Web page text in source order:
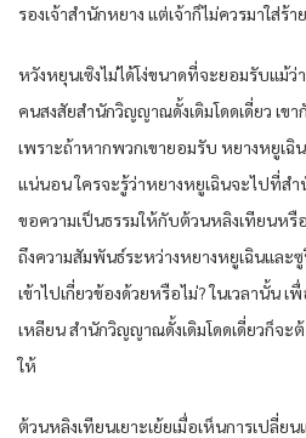
รองเจ้าสำนักหยาง แต่เจ้าก็ไม่ควรมาใส่ร้
หวังหยุนเซิงไม่ได้โง่ขนาดที่จะยอมรับแม้ว่
คนสงสัยสำนักวิญญาณดั้งเดิมโดดเดี่ยว เข
เพราะถ้าหากพวกเขายอมรับ หยางหยูเฉิ
แน่นอน ใครจะรู้ว่าหยางหยูเฉินจะไปที่สำ
ขอความเป็นธรรมให้กับต้วนหลิงเทียนหรื
ถึงความสัมพันธ์ระหว่างหยางหยูเฉินและ
เข้าไปเกี่ยวข้องด้วยหรือไม่? ในเวลานั้น
เหลียน สำนักวิญญาณดั้งเดิมโดดเดี่ยวก็จะ
ให้
ต้วนหลิงเทียนเยาะเย้ยเมื่อเห็นการเปลี่ย